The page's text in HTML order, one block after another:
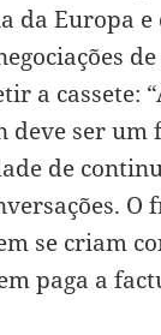
da Europa
a cassete:
deve ser
de
O
se criam
paga a